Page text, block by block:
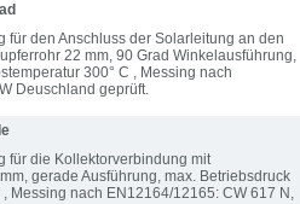
für den Anschluss der Solarleitung an den
22 mm, 90 Grad Winkelausführung,
300° C , Messing nach
Deuschland geprüft.
für die Kollektorverbindung mit
gerade Ausführung, max. Betriebsdruck
Messing nach EN12164/12165: CW 617 N,